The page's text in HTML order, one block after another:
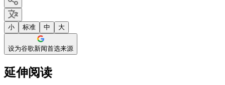
小 标准 中 大
设为谷歌新闻首选来源
延伸阅读